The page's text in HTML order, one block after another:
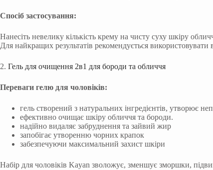
Спосіб застосування:
Нанесіть невелику кількість крему на чисту суху шкіру
Для найкращих результатів рекомендується
2. Гель для очищення 2в1 для бороди та обличчя
Переваги гелю для чоловіків:
гель створений з натуральних інгредієнтів, утворює
ефективно очищає шкіру обличчя та бороди.
надійно видаляє забруднення та зайвий жир
запобігає утворенню чорних крапок
забезпечуючи максимальний захист шкіри
Набір для чоловіків Kayan зволожує, зменшує зморшки,